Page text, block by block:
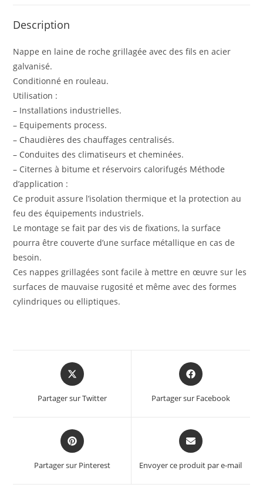
Description
Nappe en laine de roche grillagée avec des fils en acier
galvanisé.
Conditionné en rouleau.
Utilisation :
– Installations industrielles.
– Equipements process.
– Chaudières des chauffages centralisés.
– Conduites des climatiseurs et cheminées.
– Citernes à bitume et réservoirs calorifugés Méthode
d’application :
Ce produit assure l’isolation thermique et la protection au
feu des équipements industriels.
Le montage se fait par des vis de fixations, la surface
pourra être couverte d’une surface métallique en cas de
besoin.
Ces nappes grillagées sont facile à mettre en œuvre sur les
surfaces de mauvaise rugosité et même avec des formes
cylindriques ou elliptiques.
Partager sur Twitter Partager sur Facebook
Partager sur Pinterest Envoyer ce produit par e-mail